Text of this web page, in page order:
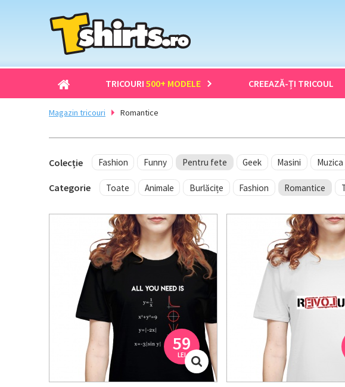
TRICOURI 500+ MODELE CREEAZĂ-ȚI TRICOUL
Magazin tricouri Romantice
Colecție Fashion Funny Pentru fete Geek Masini Muzica
Categorie Toate Animale Burlăcițe Fashion Romantice
59
LEI